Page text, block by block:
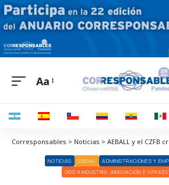
Aa
NOTICIAS SOCIAL
ADMINISTRACIONES Y
ODS 9 INDUSTRIA, INNOVACIÓN E